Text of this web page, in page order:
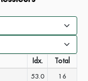
Idx. Total
53.0 16